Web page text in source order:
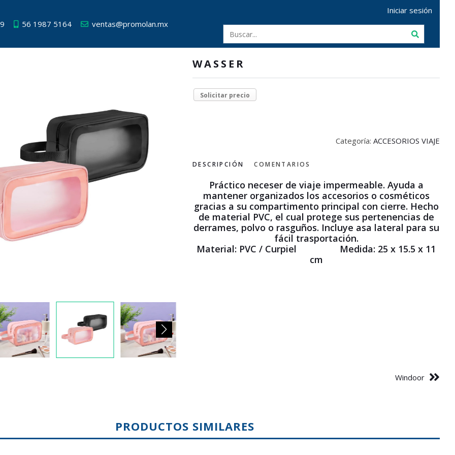
56 1987 5164 ventas@promolan.mx
Iniciar sesión
WASSER
Solicitar precio
Categoría: ACCESORIOS VIAJE
DESCRIPCIÓN COMENTARIOS
Práctico neceser de viaje impermeable. Ayuda a
mantener organizados los accesorios o cosméticos
gracias a su compartimento principal con cierre. Hecho
de material PVC, el cual protege sus pertenencias de
derrames, polvo o rasguños. Incluye asa lateral para su
fácil trasportación.
Material: PVC / Curpiel Medida: 25 x 15.5 x 11
cm
Windoor
PRODUCTOS SIMILARES